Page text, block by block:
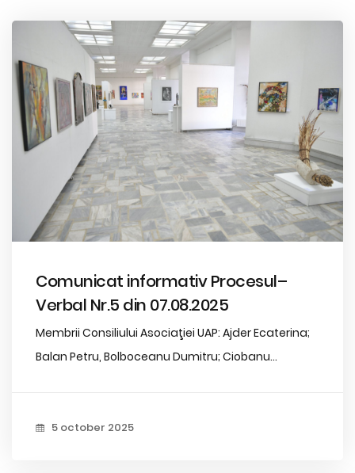
Comunicat informativ Procesul–
Verbal Nr.5 din 07.08.2025
Membrii Consiliului Asociaţiei UAP: Ajder Ecaterina;
Balan Petru, Bolboceanu Dumitru; Ciobanu...
5 october 2025